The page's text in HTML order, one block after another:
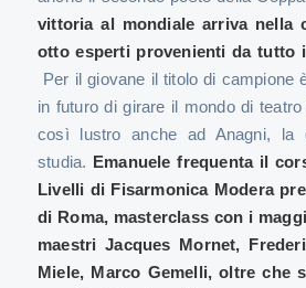
vittoria al mondiale arriva nella
otto esperti provenienti da tutto
Per il giovane il titolo di campione
in futuro di girare il mondo di
così lustro anche ad Anagni,
studia. Emanuele frequenta il
Livelli di Fisarmonica Modera
di Roma, masterclass con i
maestri Jacques Mornet,
Miele, Marco Gemelli, oltre che